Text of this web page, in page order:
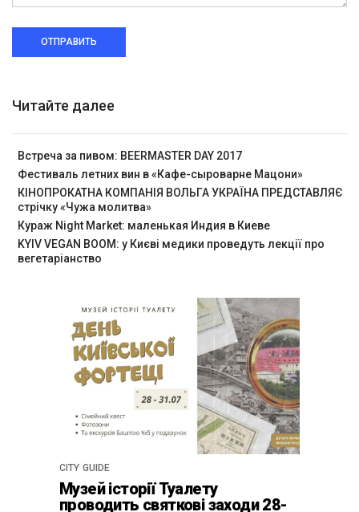
ОТПРАВИТЬ
Читайте далее
Встреча за пивом: BEERMASTER DAY 2017
Фестиваль летних вин в «Кафе-сыроварне Мацони»
КІНОПРОКАТНА КОМПАНІЯ ВОЛЬГА УКРАЇНА ПРЕДСТАВЛЯЄ
стрічку «Чужа молитва»
Кураж Night Market: маленькая Индия в Киеве
KYIV VEGAN BOOM: у Києві медики проведуть лекції про
вегетаріанство
CITY GUIDE
Музей історії Туалету
проводить святкові заходи 28-